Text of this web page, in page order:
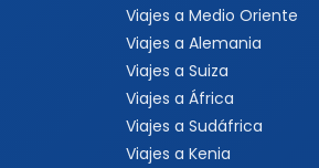
Viajes a Medio Oriente
Viajes a Alemania
Viajes a Suiza
Viajes a África
Viajes a Sudáfrica
Viajes a Kenia